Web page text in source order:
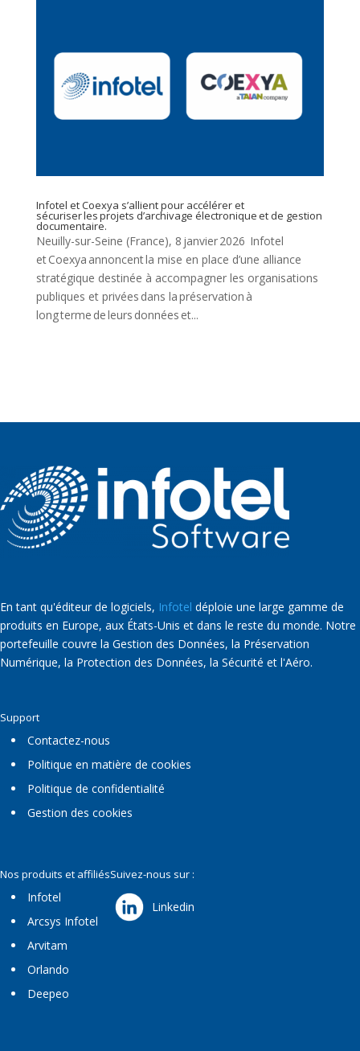
Infotel et Coexya s’allient pour accélérer et
sécuriser les projets d’archivage électronique et de gestion
documentaire.
Neuilly-sur-Seine (France), 8 janvier 2026 Infotel
et Coexya annoncent la mise en place d’une alliance
stratégique destinée à accompagner les organisations
publiques et privées dans la préservation à
long terme de leurs données et...
En tant qu'éditeur de logiciels, Infotel déploie une large gamme de
produits en Europe, aux États-Unis et dans le reste du monde. Notre
portefeuille couvre la Gestion des Données, la Préservation
Numérique, la Protection des Données, la Sécurité et l'Aéro.
Support
Contactez-nous
Politique en matière de cookies
Politique de confidentialité
Gestion des cookies
Nos produits et affiliés
Infotel
Arcsys Infotel
Arvitam
Orlando
Deepeo
Suivez-nous sur :
Linkedin